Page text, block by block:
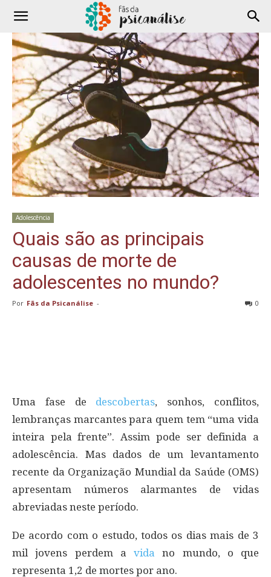
Adolescência
Quais são as principais
causas de morte de
adolescentes no mundo?
Por Fãs da Psicanálise - 0
Uma fase de descobertas, sonhos, conflitos,
lembranças marcantes para quem tem “uma vida
inteira pela frente”. Assim pode ser definida a
adolescência. Mas dados de um levantamento
recente da Organização Mundial da Saúde (OMS)
apresentam números alarmantes de vidas
abreviadas neste período.
De acordo com o estudo, todos os dias mais de 3
mil jovens perdem a vida no mundo, o que
representa 1,2 de mortes por ano.